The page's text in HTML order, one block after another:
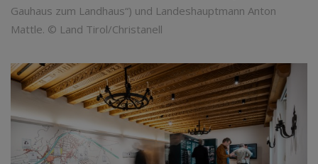
Gauhaus zum Landhaus“) und Landeshauptmann Anton
Mattle. © Land Tirol/Christanell